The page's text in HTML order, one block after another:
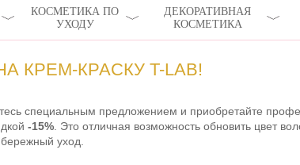
КОСМЕТИКА ПО
УХОДУ
ДЕКОРАТИВНАЯ
КОСМЕТИКА
КРЕМ-КРАСКУ T-LAB!
специальным предложением и приобретайте
-15% . Это отличная возможность обновить цвет
уход.